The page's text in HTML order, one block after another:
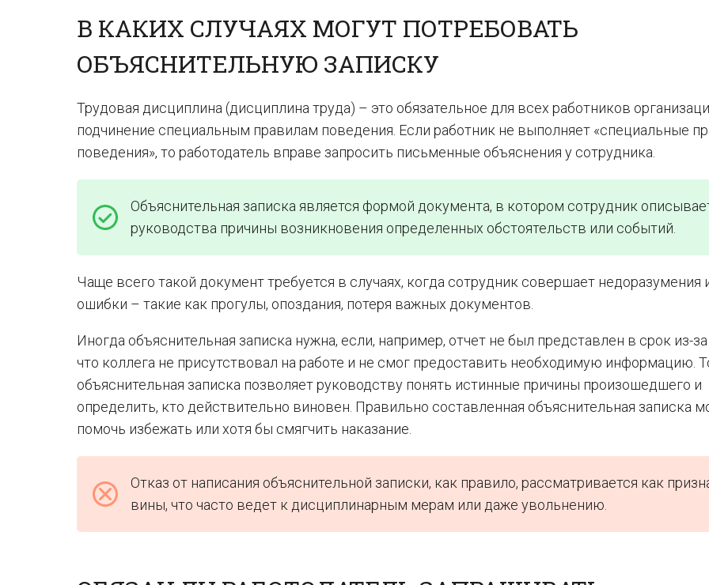
В КАКИХ СЛУЧАЯХ МОГУТ ПОТРЕБОВАТЬ
ОБЪЯСНИТЕЛЬНУЮ ЗАПИСКУ
Трудовая дисциплина (дисциплина труда) – это обязательное для всех работников
подчинение специальным правилам поведения. Если работник не выполняет «специальные
поведения», то работодатель вправе запросить письменные объяснения у сотрудника.
Объяснительная записка является формой документа, в котором сотрудник
руководства причины возникновения определенных обстоятельств или событий.
Чаще всего такой документ требуется в случаях, когда сотрудник совершает недоразумения
ошибки – такие как прогулы, опоздания, потеря важных документов.
Иногда объяснительная записка нужна, если, например, отчет не был представлен в срок из-за
что коллега не присутствовал на работе и не смог предоставить необходимую информацию.
объяснительная записка позволяет руководству понять истинные причины произошедшего и
определить, кто действительно виновен. Правильно составленная объяснительная записка
помочь избежать или хотя бы смягчить наказание.
Отказ от написания объяснительной записки, как правило, рассматривается как
вины, что часто ведет к дисциплинарным мерам или даже увольнению.